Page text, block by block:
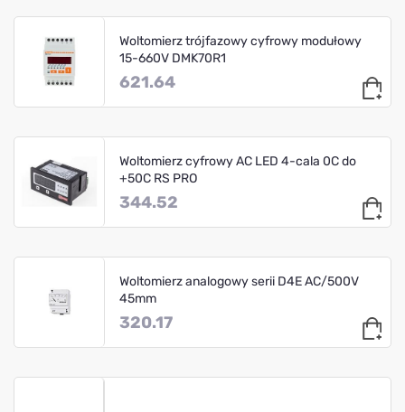
Woltomierz trójfazowy cyfrowy modułowy
15-660V DMK70R1
621.64
Woltomierz cyfrowy AC LED 4-cala 0C do
+50C RS PRO
344.52
Woltomierz analogowy serii D4E AC/500V
45mm
320.17